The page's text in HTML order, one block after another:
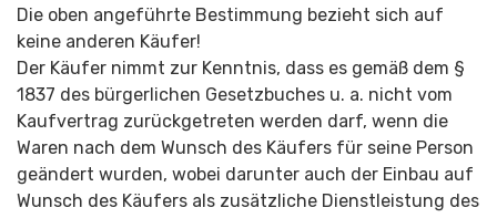
Die oben angeführte Bestimmung bezieht sich auf
keine anderen Käufer!
Der Käufer nimmt zur Kenntnis, dass es gemäß dem §
1837 des bürgerlichen Gesetzbuches u. a. nicht vom
Kaufvertrag zurückgetreten werden darf, wenn die
Waren nach dem Wunsch des Käufers für seine Person
geändert wurden, wobei darunter auch der Einbau auf
Wunsch des Käufers als zusätzliche Dienstleistung des